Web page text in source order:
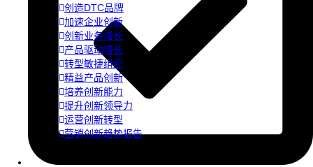
创造DTC品牌
加速企业创新
创新业务增长
产品驱动增长
转型敏捷组织
精益产品创新
培养创新能力
提升创新领导力
运营创新转型
营销创新趋势报告